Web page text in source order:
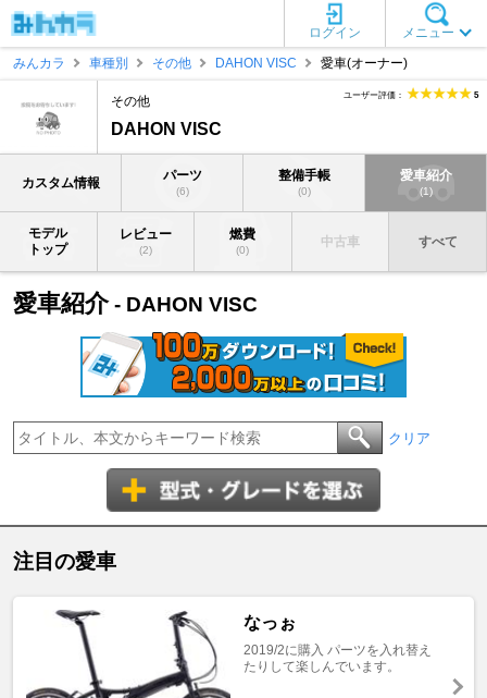
メニュー
ログイン
みんカラ
車種別 その他 DAHON VISC 愛車(オーナー)
その他
DAHON VISC
ユーザー評価： 5
カスタム情報 パーツ
(6)
整備手帳
(0)
愛車紹介
(1)
モデル
トップ
レビュー
(2)
燃費
(0)
中古車 すべて
愛車紹介- DAHON VISC
クリア
注目の愛車
なっぉ
2019/2に購入 パーツを入れ替え
たりして楽しんでいます。